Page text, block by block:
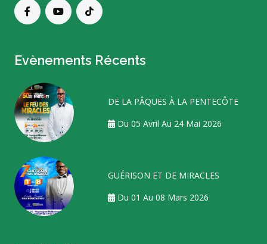
Evènements Récents
DE LA PÂQUES À LA PENTECÔTE
Du 05 Avril Au 24 Mai 2026
GUÉRISON ET DE MIRACLES
Du 01 Au 08 Mars 2026